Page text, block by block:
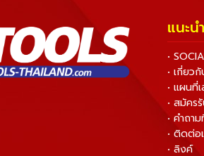
แนะน
•
• เกี่ยวกั
• แผนที่
• สมัคร
• คำถา
• ติดต่อ
• ลิงค์